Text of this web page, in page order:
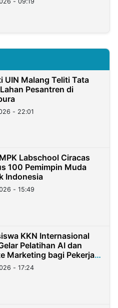
UIN Malang Teliti Tata
Pesantren di
- 22:01
Labschool Ciracas
100 Pemimpin Muda
Indonesia
- 15:49
KKN Internasional
Pelatihan AI dan
Marketing bagi Pekerja
Indonesia di Taiwan
- 17:24